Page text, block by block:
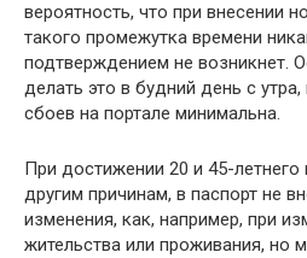
вероятность, что при внесении
такого промежутка времени
подтверждением не возникнет.
делать это в будний день с
сбоев на портале минимальна.
При достижении 20 и 45-летнего
другим причинам, в паспорт не
изменения, как, например, при
жительства или проживания, но